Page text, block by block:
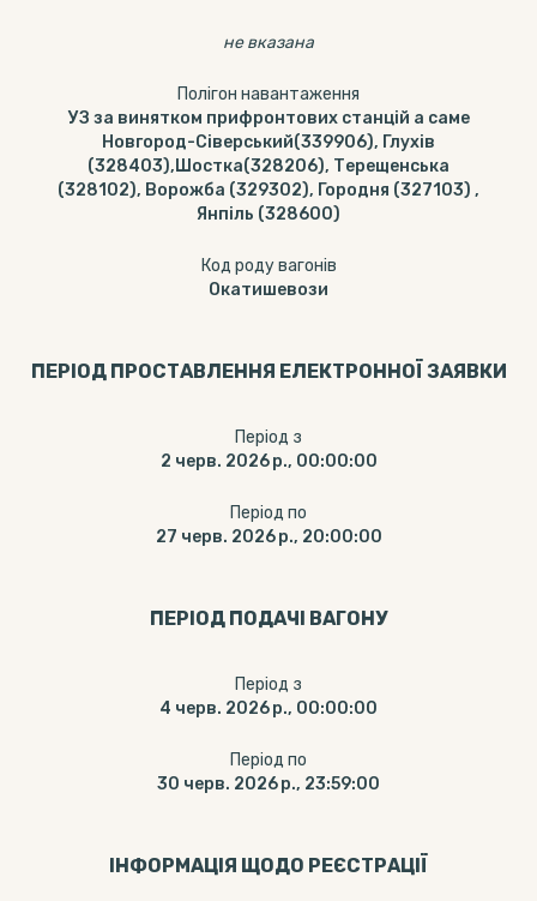
не вказана
Полігон навантаження
УЗ за винятком прифронтових станцій а саме
Новгород-Сіверський(339906), Глухів
(328403),Шостка(328206), Терещенська
(328102), Ворожба (329302), Городня (327103) ,
Янпіль (328600)
Код роду вагонів
Окатишевози
ПЕРІОД ПРОСТАВЛЕННЯ ЕЛЕКТРОННОЇ ЗАЯВКИ
Період з
2 черв. 2026 р., 00:00:00
Період по
27 черв. 2026 р., 20:00:00
ПЕРІОД ПОДАЧІ ВАГОНУ
Період з
4 черв. 2026 р., 00:00:00
Період по
30 черв. 2026 р., 23:59:00
ІНФОРМАЦІЯ ЩОДО РЕЄСТРАЦІЇ